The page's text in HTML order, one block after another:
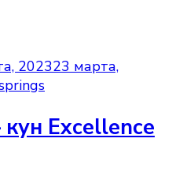
202323 марта,
Excellence